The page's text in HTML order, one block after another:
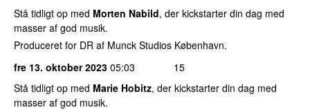
Stå tidligt op med Morten Nabild, der kickstarter din dag med
masser af god musik.
Produceret for DR af Munck Studios København.
fre 13. oktober 2023 05:03
15
Stå tidligt op med Marie Hobitz, der kickstarter din dag med
masser af god musik.